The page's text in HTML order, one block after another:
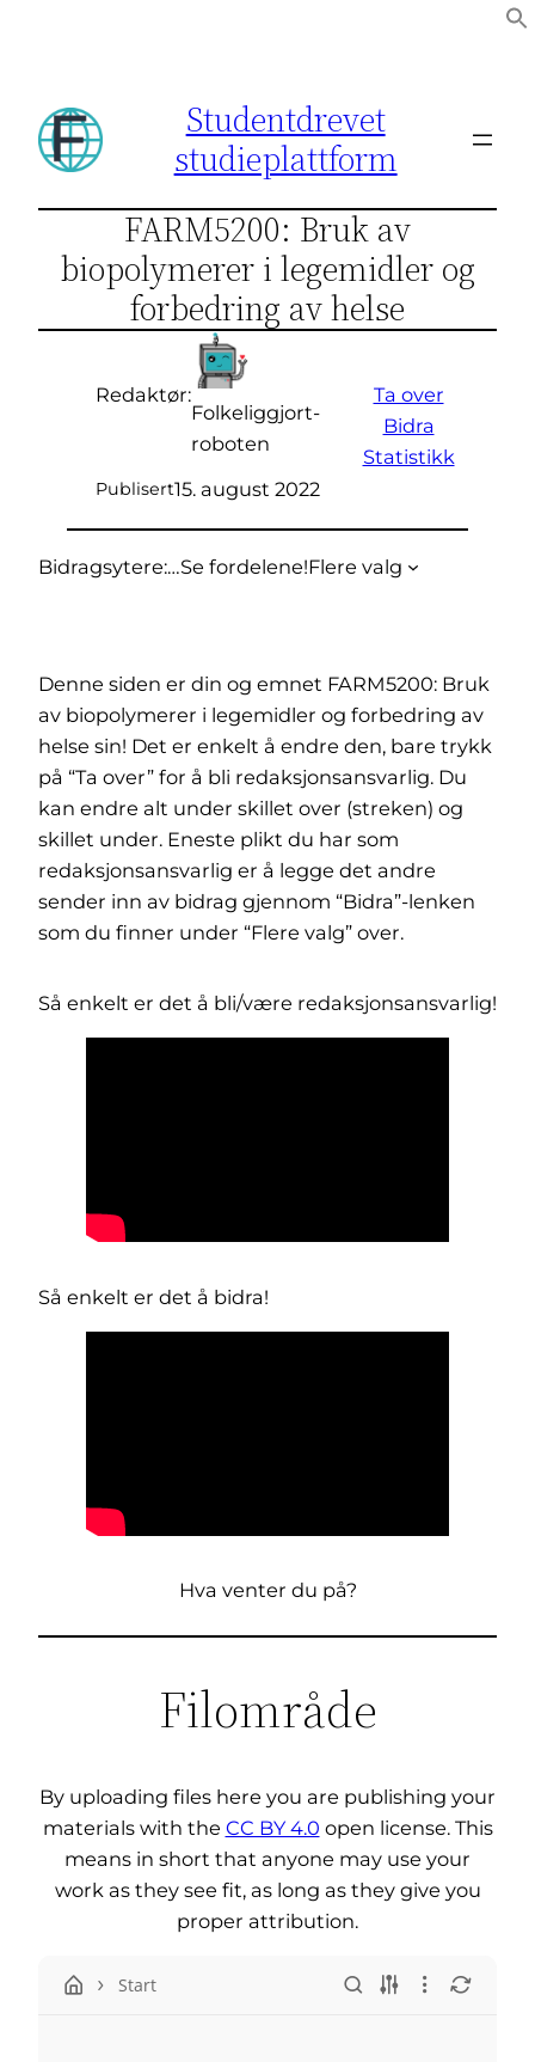
Studentdrevet
studieplattform
FARM5200: Bruk av
biopolymerer i legemidler og
forbedring av helse
Redaktør:
Folkeliggjort-
roboten
Publisert15. august 2022
Ta over
Bidra
Statistikk
Bidragsytere:…Se fordelene!Flere valg
Denne siden er din og emnet FARM5200: Bruk
av biopolymerer i legemidler og forbedring av
helse sin! Det er enkelt å endre den, bare trykk
på “Ta over” for å bli redaksjonsansvarlig. Du
kan endre alt under skillet over (streken) og
skillet under. Eneste plikt du har som
redaksjonsansvarlig er å legge det andre
sender inn av bidrag gjennom “Bidra”-lenken
som du finner under “Flere valg” over.
Så enkelt er det å bli/være redaksjonsansvarlig!
Så enkelt er det å bidra!
Hva venter du på?
Filområde
By uploading files here you are publishing your
materials with the CC BY 4.0 open license. This
means in short that anyone may use your
work as they see fit, as long as they give you
proper attribution.
Start